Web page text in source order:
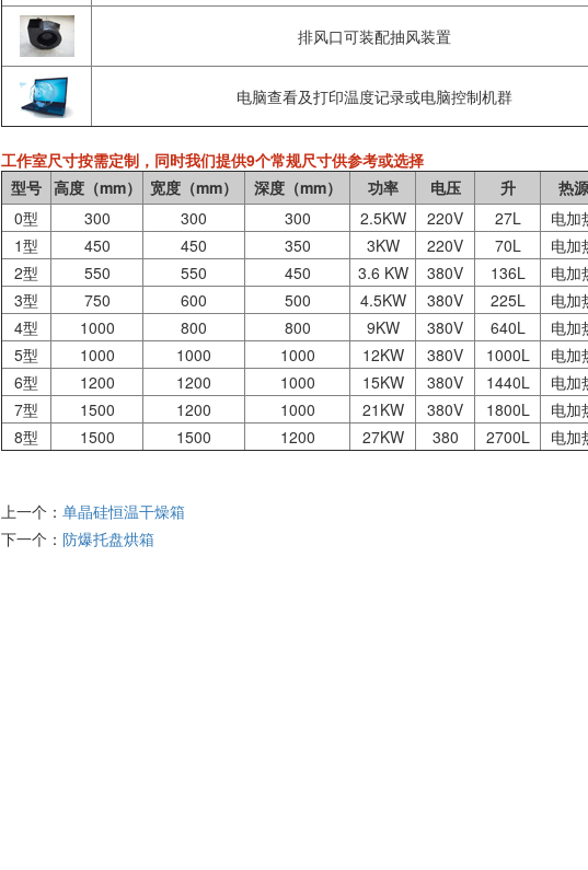
排风口可装配抽风装置
电脑查看及打印温度记录或电脑控制机群
工作室尺寸按需定制，同时我们提供9个常规尺寸供参考或选择
型号 高度（mm） 宽度（mm） 深度（mm） 功率 电压 升
热源
0型
300 300 300 2.5KW 220V 27L
电加
1型
450 450 350 3KW 220V 70L
电加
2型
550 550 450 3.6 KW 380V 136L
电加
3型
750 600 500 4.5KW 380V 225L
电加
4型
1000 800 800 9KW 380V 640L
电加
5型
1000 1000 1000 12KW 380V 1000L
电加
6型
1200 1200 1000 15KW 380V 1440L
电加
7型
1500 1200 1000 21KW 380V 1800L
电加
8型
1500 1500 1200 27KW 380 2700L 电加
上一个： 单晶硅恒温干燥箱
下一个： 防爆托盘烘箱